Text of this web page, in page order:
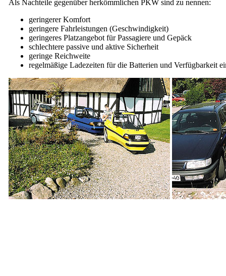
Als Nachteile gegenüber herkömmlichen PKW sind zu nennen:
geringerer Komfort
geringere Fahrleistungen (Geschwindigkeit)
geringeres Platzangebot für Passagiere und Gepäck
schlechtere passive und aktive Sicherheit
geringe Reichweite
regelmäßige Ladezeiten für die Batterien und Verfügbarkeit